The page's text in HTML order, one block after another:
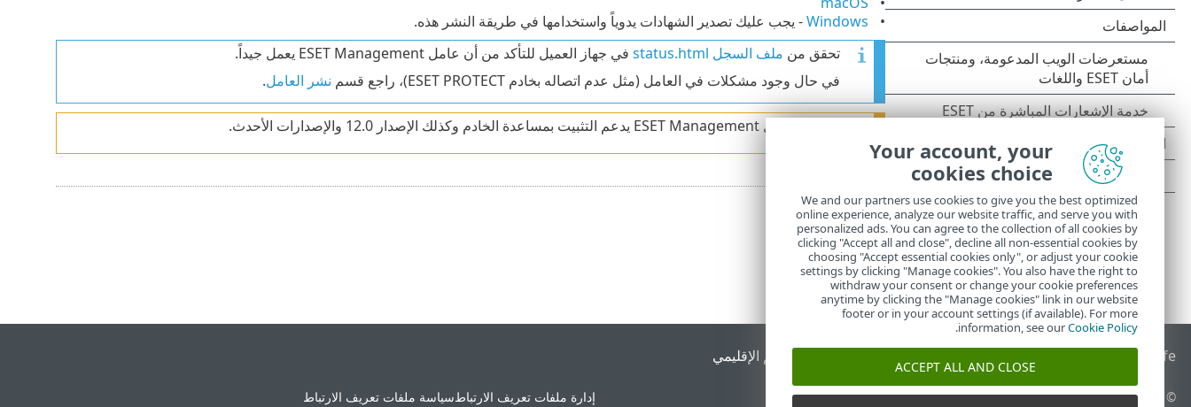
Windows- يجب عليك تصدير الشهادات يدوياً واستخدامها في طريقة النشر هذه.
تحقق من ملف السجل status.html
في جهاز العميل للتأكد من أن عامل ESET Management يعمل جيداً.
في حال وجود مشكلات في العامل (مثل عدم اتصاله بخادم ESET PROTECT)، راجع قسم
نشر العامل.
لم يعد العامل ESET Management يدعم التثبيت بمساعدة الخادم وكذلك الإصدار 12.0 والإصدارات الأحدث.
End of Life الدعم الإقليمي
© 1992 - 2026 ESET, spol. s r.o.‎ - جميع الحقوق محفوظة. إدارة ملفات تعريف الارتباطسياسة ملفات تعريف الارتباط
Your account, your
cookies choice
We and our partners use cookies to give you the best optimized
online experience, analyze our website traffic, and serve you with
personalized ads. You can agree to the collection of all cookies by
clicking "Accept all and close", decline all non-essential cookies by
choosing "Accept essential cookies only", or adjust your cookie
settings by clicking "Manage cookies". You also have the right to
withdraw your consent or change your cookie preferences
anytime by clicking the "Manage cookies" link in our website
footer or in your account settings (if available). For more
information, see ourCookie Policy
.
ACCEPT ALL AND CLOSE